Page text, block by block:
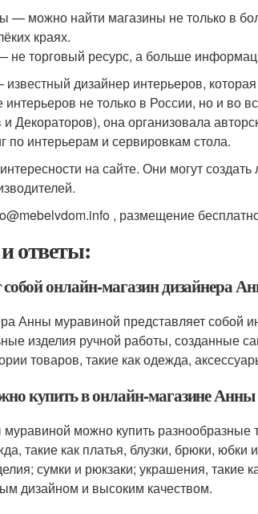
можно найти магазины не только в
краях.
не торговый ресурс, а больше
дизайнер интерьеров,
не только в России, но и во
она организовала
по интерьерам и сервировкам стола.
на сайте. Они могут
, размещение
ответы:
собой онлайн-магазин дизайнера
Анны муравиной представляет собой
изделия ручной работы, созданные
товаров, такие как одежда,
купить в онлайн-магазине
можно купить
такие как платья, блузки, брюки,
сумки и рюкзаки; украшения, такие
дизайном и высоким качеством.